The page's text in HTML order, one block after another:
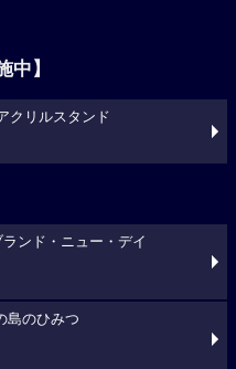
中】
クリルスタンド
ンド・ニュー・デイ
島のひみつ